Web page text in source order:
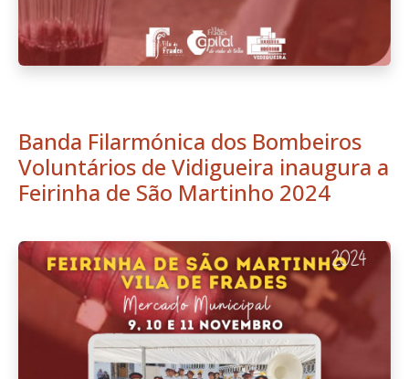
Banda Filarmónica dos Bombeiros
Voluntários de Vidigueira inaugura a
Feirinha de São Martinho 2024